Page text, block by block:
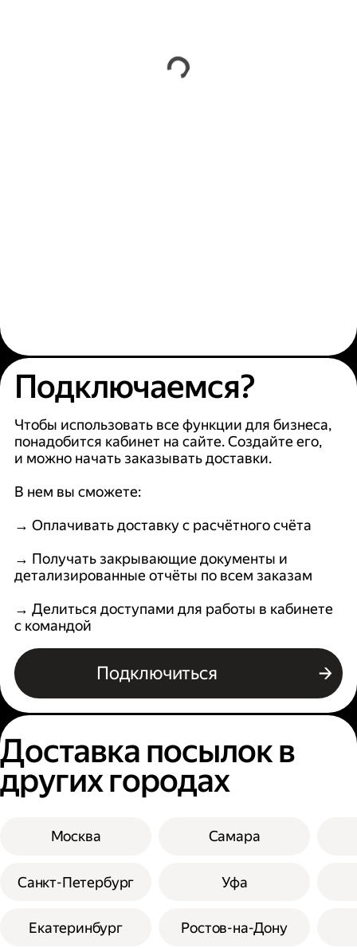
Подключаемся?
Чтобы использовать все функции для бизнеса,
понадобится кабинет на сайте. Создайте его,
и можно начать заказывать доставки.
В нем вы сможете:
→ Оплачивать доставку с расчётного счёта
→ Получать закрывающие документы и
детализированные отчёты по всем заказам
→ Делиться доступами для работы в кабинете
с командой
Подключиться
Доставка посылок в
других городах
Москва
Санкт-Петербург
Екатеринбург
Самара
Уфа
Ростов-на-Дону